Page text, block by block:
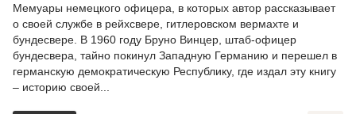
Мемуары немецкого офицера, в которых автор рассказывает
о своей службе в рейхсвере, гитлеровском вермахте и
бундесвере. В 1960 году Бруно Винцер, штаб-офицер
бундесвера, тайно покинул Западную Германию и перешел в
германскую демократическую Республику, где издал эту книгу
– историю своей...